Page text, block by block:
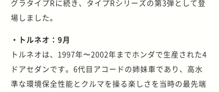
グラタイプRに続き、タイプRシリーズの第3弾として登
場しました。
・トルネオ：9月
トルネオは、1997年〜2002年までホンダで生産された4
ドアセダンです。6代目アコードの姉妹車であり、高水
準な環境保全性能とクルマを操る楽しさを当時の最先端